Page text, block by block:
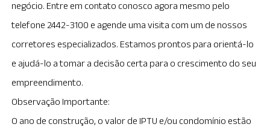
negócio. Entre em contato conosco agora mesmo pelo
telefone 2442-3100 e agende uma visita com um de nossos
corretores especializados. Estamos prontos para orientá-lo
e ajudá-lo a tomar a decisão certa para o crescimento do seu
empreendimento.
Observação Importante:
O ano de construção, o valor de IPTU e/ou condomínio estão